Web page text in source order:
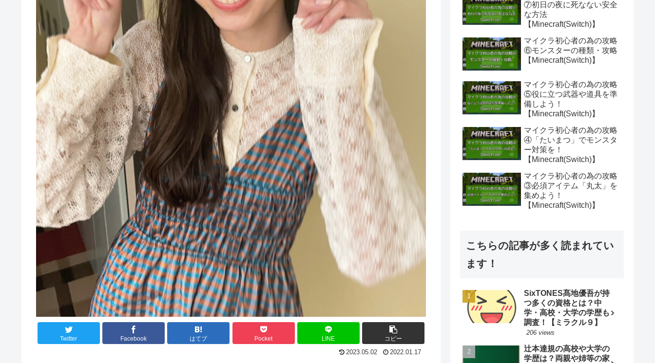
Twitter Facebook はてブ Pocket LINE コピー
2023.05.02 2022.01.17
⑦初日の夜に死なない安全
な方法
【Minecraft(Switch)】
マイクラ初心者の為の攻略
⑥モンスターの種類・攻略
【Minecraft(Switch)】
マイクラ初心者の為の攻略
⑤役に立つ武器や道具を準
備しよう！
【Minecraft(Switch)】
マイクラ初心者の為の攻略
④「たいまつ」でモンスタ
ー対策を！
【Minecraft(Switch)】
マイクラ初心者の為の攻略
③必須アイテム「丸太」を
集めよう！
【Minecraft(Switch)】
こちらの記事が多く読まれてい
ます！
SixTONES髙地優吾が持
つ多くの資格とは？中
学・高校・大学の学歴も
調査！【ミラクル９】
206 views
辻本達規の高校や大学の
学歴は？両親や姉等の家